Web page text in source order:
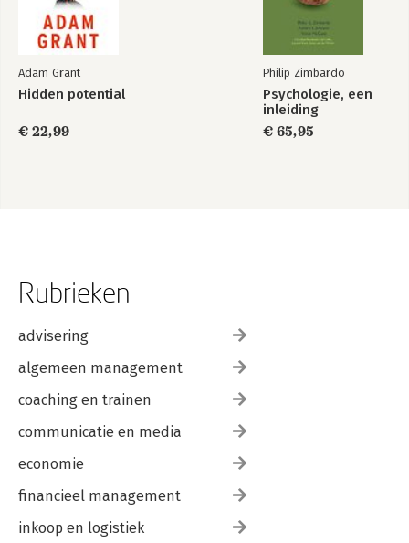
Adam Grant
Hidden potential
€ 22,99
Philip Zimbardo
Psychologie, een
inleiding
€ 65,95
Rubrieken
advisering
algemeen management
coaching en trainen
communicatie en media
economie
financieel management
inkoop en logistiek